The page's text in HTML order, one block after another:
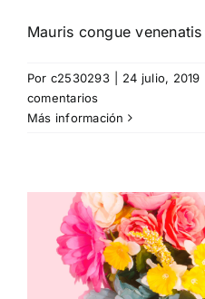
Mauris congue
Por c2530293 24 julio, 2019
comentarios
Más información